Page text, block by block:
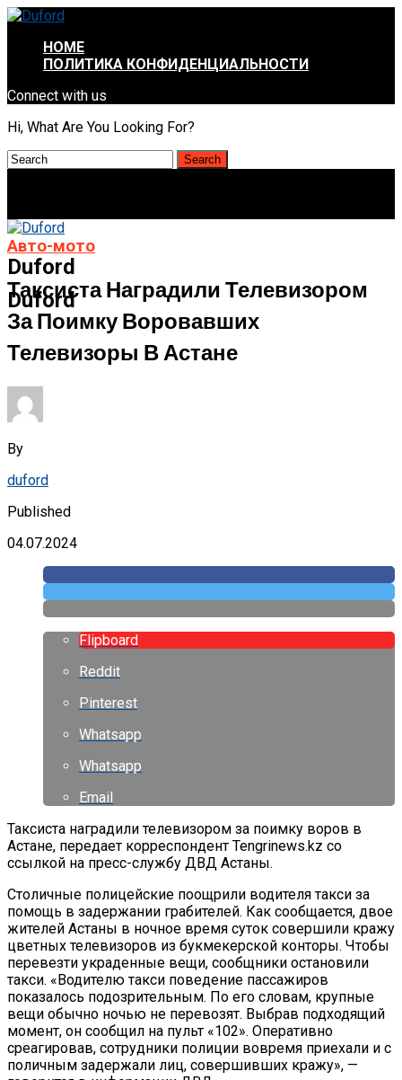
HOME
ПОЛИТИКА КОНФИДЕНЦИАЛЬНОСТИ
Connect with us
Hi, What Are You Looking For?
Duford
Duford
Авто-мото
Таксиста Наградили Телевизором
За Поимку Воровавших
Телевизоры В Астане
By
duford
Published
04.07.2024
Flipboard
Reddit
Pinterest
Whatsapp
Whatsapp
Email
Таксиста наградили телевизором за поимку воров в
Астане, передает корреспондент Tengrinews.kz со
ссылкой на пресс-службу ДВД Астаны.
Столичные полицейские поощрили водителя такси за
помощь в задержании грабителей. Как сообщается, двое
жителей Астаны в ночное время суток совершили кражу
цветных телевизоров из букмекерской конторы. Чтобы
перевезти украденные вещи, сообщники остановили
такси. «Водителю такси поведение пассажиров
показалось подозрительным. По его словам, крупные
вещи обычно ночью не перевозят. Выбрав подходящий
момент, он сообщил на пульт «102». Оперативно
среагировав, сотрудники полиции вовремя приехали и с
поличным задержали лиц, совершивших кражу», —